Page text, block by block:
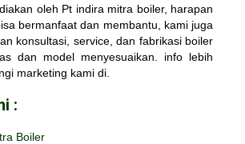
oleh Pt indira mitra boiler, harapan
bermanfaat dan membantu, kami juga
konsultasi, service, dan fabrikasi boiler
dan model menyesuaikan. info lebih
marketing kami di.
:
Boiler